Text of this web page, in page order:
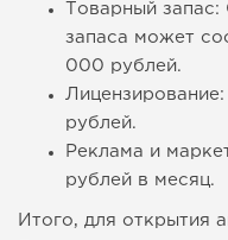
Товарный
запаса может
000 рублей.
рублей.
Реклама и
рублей в месяц.
Итого, для открытия